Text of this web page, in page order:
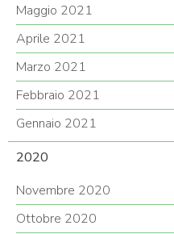
Maggio 2021
Aprile 2021
Marzo 2021
Febbraio 2021
Gennaio 2021
2020
Novembre 2020
Ottobre 2020